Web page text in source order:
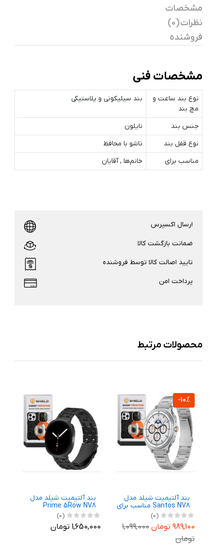
مشخصات
نظرات (0)
فروشنده
مشخصات فنی
نوع بند ساعت و
مچ‌ بند
بند سیلیکونی و پلاستیکی
جنس بند
نایلون
نوع قفل بند
تاشو با محافظ
مناسب برای
خانم‌ها , آقایان
ارسال اکسپرس
ضمانت بازگشت کالا
تایید اصالت کالا توسط فروشنده
پرداخت امن
محصولات مرتبط
-10%
بند آلتیمیت شیلد مدل
Santos NV8 مناسب برای
ساعت هوشمند
سامسونگ Galaxy Watch
8 40mm
(0)
989,100 تومان
1,099,000
تومان
بند آلتیمیت شیلد مدل
Prime 5Row NV8
مناسب برای ساعت
هوشمند سامسونگ
Galaxy Watch 8 44mm
(0)
1,650,000 تومان